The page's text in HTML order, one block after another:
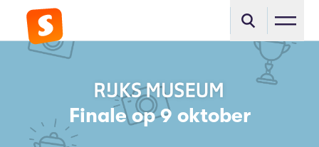
Finale op 9 oktober